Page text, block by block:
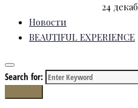
24
Новости
BEAUTIFUL EXPERIENCE
Search for: